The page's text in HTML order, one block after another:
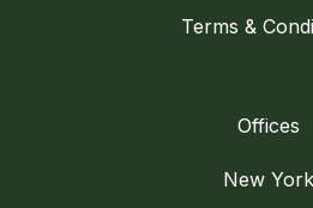
Terms &
Offices
New York